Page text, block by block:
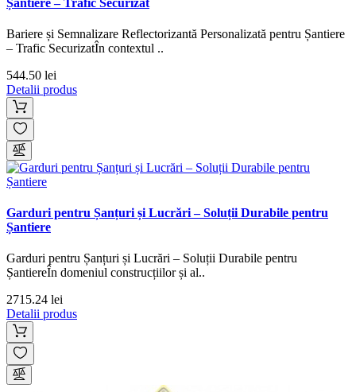
Bariere și Semnalizare Reflectorizantă Personalizată pentru Șantiere
– Trafic SecurizatÎn contextul ..
544.50 lei
Detalii produs
Garduri pentru Șanțuri și Lucrări – Soluții Durabile pentru
Șantiere
Garduri pentru Șanțuri și Lucrări – Soluții Durabile pentru
ȘantiereÎn domeniul construcțiilor și al..
2715.24 lei
Detalii produs